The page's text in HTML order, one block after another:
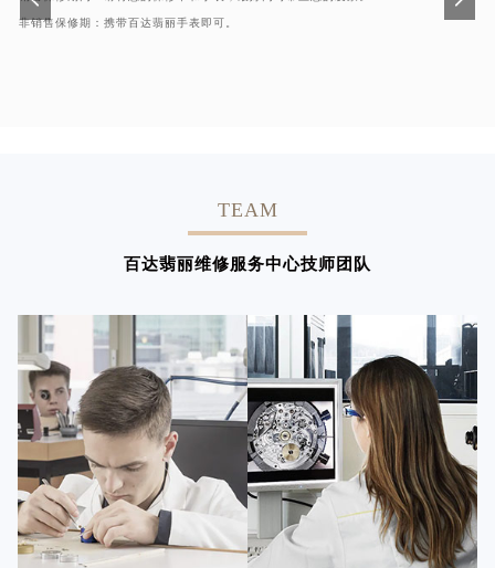
非销售保修期：携带百达翡丽手表即可。
TEAM
百达翡丽维修服务中心技师团队